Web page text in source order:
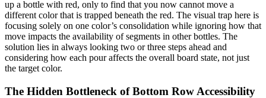
up a bottle with red, only to find that you now cannot move a
different color that is trapped beneath the red. The visual trap here is
focusing solely on one color’s consolidation while ignoring how that
move impacts the availability of segments in other bottles. The
solution lies in always looking two or three steps ahead and
considering how each pour affects the overall board state, not just
the target color.
The Hidden Bottleneck of Bottom Row Accessibility